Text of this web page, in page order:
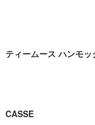
ティームース ハンモ
CASSE